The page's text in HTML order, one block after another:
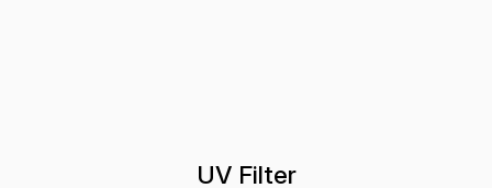
UV Filter